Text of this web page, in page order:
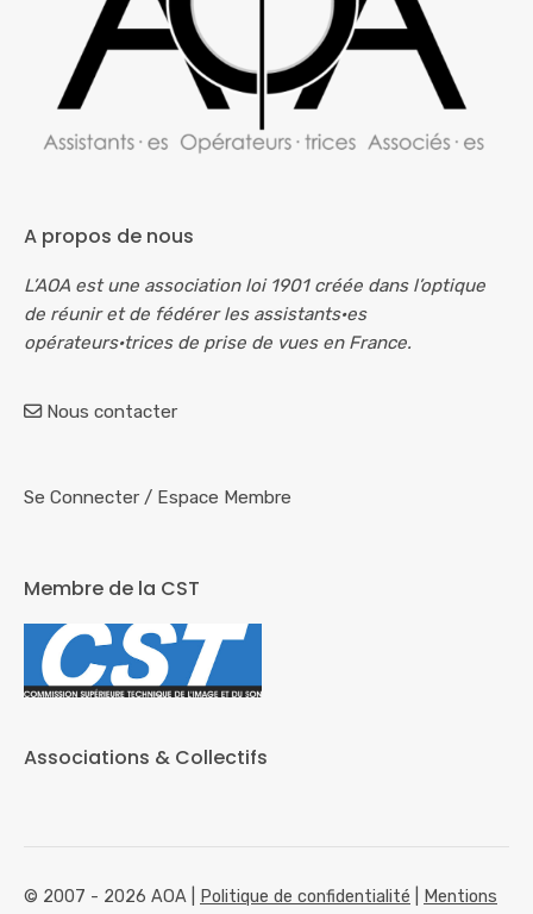
A propos de nous
L’AOA est une association loi 1901 créée dans l’optique
de réunir et de fédérer les assistants·es
opérateurs·trices de prise de vues en France.
Nous contacter
Se Connecter / Espace Membre
Membre de la CST
Associations & Collectifs
© 2007 - 2026 AOA | Politique de confidentialité Mentions